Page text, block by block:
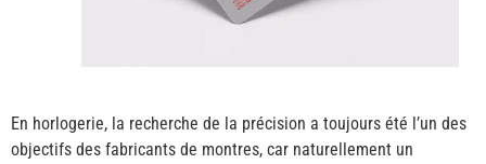
En horlogerie, la recherche de la précision a toujours été l’un des
objectifs des fabricants de montres, car naturellement un